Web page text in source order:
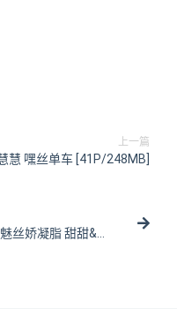
上一篇
慧 嘿丝单车 [41P/248MB]
丝娇凝脂 甜甜&凉